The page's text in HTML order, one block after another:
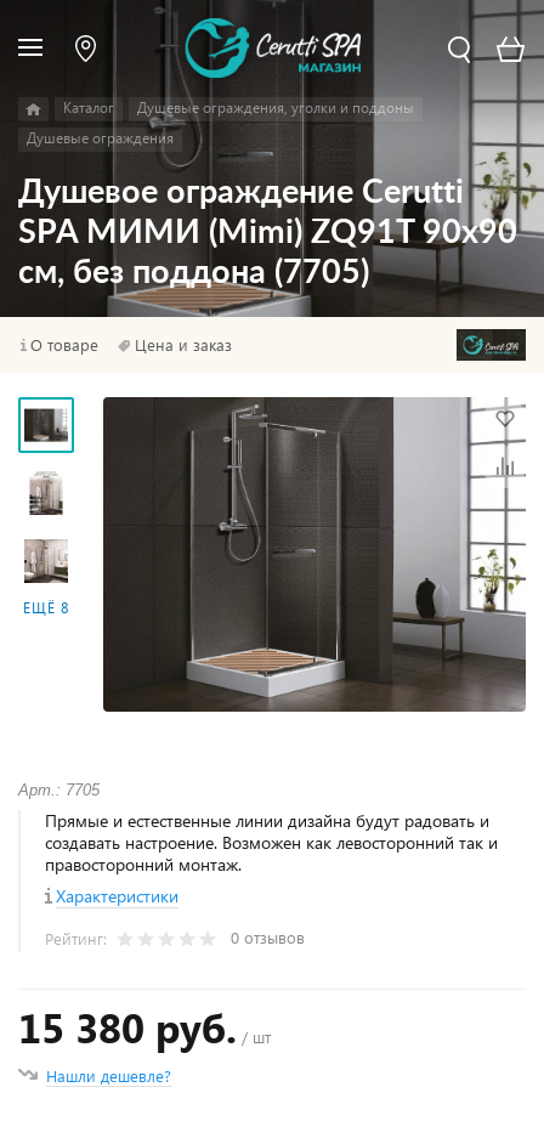
Каталог
Душевые ограждения, уголки и поддоны
Душевые ограждения
Душевое ограждение Cerutti
SPA МИМИ (Mimi) ZQ91T 90х90
см, без поддона (7705)
О товаре Цена и заказ
ЕЩЁ 8
Арт.: 7705
Прямые и естественные линии дизайна будут радовать и
создавать настроение. Возможен как левосторонний так и
правосторонний монтаж.
Характеристики
Рейтинг: 0 отзывов
15 380 руб. / шт
Нашли дешевле?